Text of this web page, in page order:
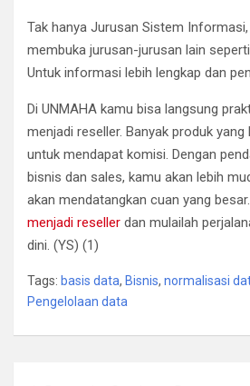
Tak hanya Jurusan Sistem
membuka jurusan-jurusan lain
Untuk informasi lebih lengkap dan
Di UNMAHA kamu bisa langsung
menjadi reseller. Banyak produk
untuk mendapat komisi. Dengan
bisnis dan sales, kamu akan lebih
akan mendatangkan cuan yang
menjadi reseller dan mulailah
dini. (YS) (1)
Tags: basis data, Bisnis, normalisasi
Pengelolaan data